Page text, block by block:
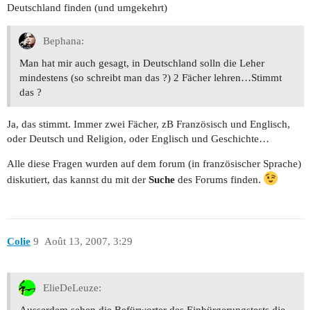
Deutschland finden (und umgekehrt)
Bephana:
Man hat mir auch gesagt, in Deutschland solln die Leher
mindestens (so schreibt man das ?) 2 Fächer lehren…Stimmt
das ?
Ja, das stimmt. Immer zwei Fächer, zB Französisch und Englisch,
oder Deutsch und Religion, oder Englisch und Geschichte…
Alle diese Fragen wurden auf dem forum (in französischer Sprache)
diskutiert, das kannst du mit der Suche des Forums finden.
Colie Août 13, 2007, 3:29
9
ElieDeLeuze: